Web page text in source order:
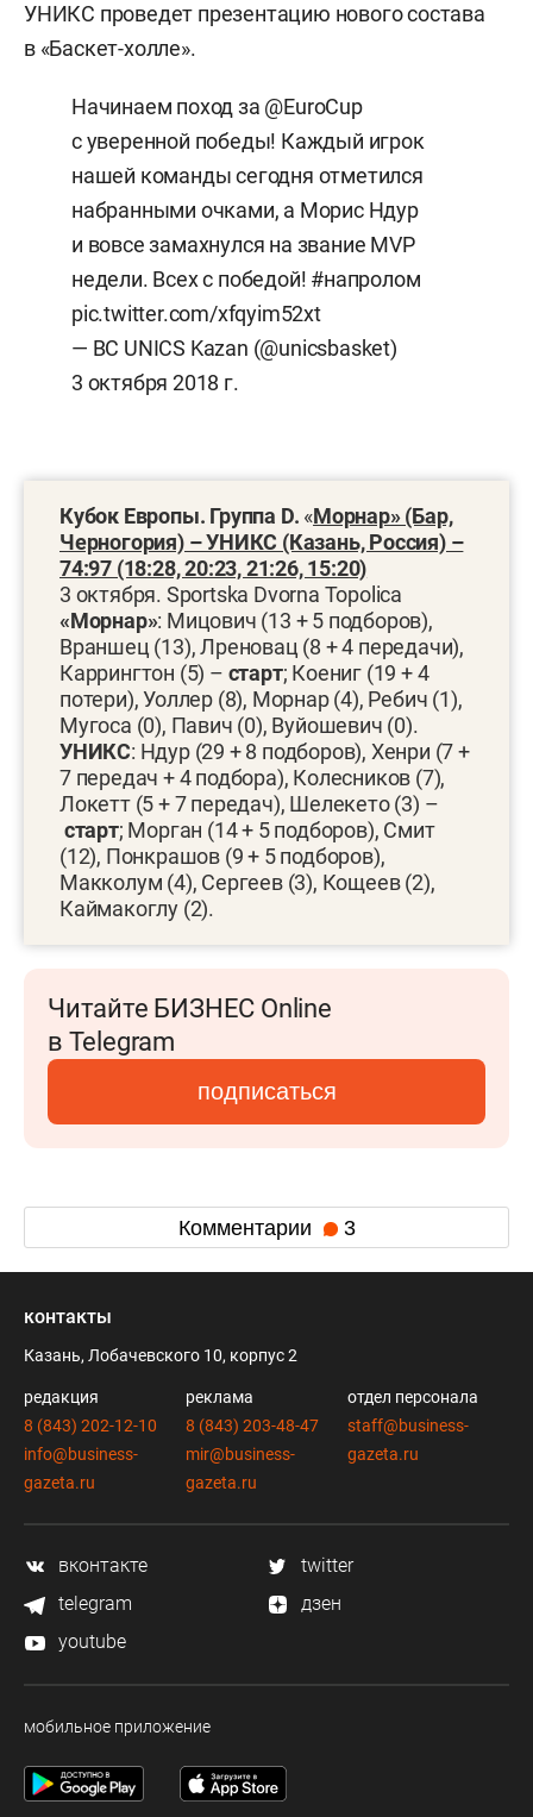
УНИКС проведет презентацию нового состава
в «Баскет-холле».
Начинаем поход за @EuroCup
с уверенной победы! Каждый игрок
нашей команды сегодня отметился
набранными очками, а Морис Ндур
и вовсе замахнулся на звание MVP
недели. Всех с победой! #напролом
pic.twitter.com/xfqyim52xt
— BC UNICS Kazan (@unicsbasket)
3 октября 2018 г.
Кубок Европы. Группа D. «Морнар» (Бар,
Черногория) – УНИКС (Казань, Россия) –
74:97 (18:28, 20:23, 21:26, 15:20)
3 октября. Sportska Dvorna Topolica
«Морнар»: Мицович (13 + 5 подборов),
Враншец (13), Лреновац (8 + 4 передачи),
Каррингтон (5) – старт; Коениг (19 + 4
потери), Уоллер (8), Морнар (4), Ребич (1),
Мугоса (0), Павич (0), Вуйошевич (0).
УНИКС: Ндур (29 + 8 подборов), Хенри (7 +
7 передач + 4 подбора), Колесников (7),
Локетт (5 + 7 передач), Шелекето (3) –
старт; Морган (14 + 5 подборов), Смит
(12), Понкрашов (9 + 5 подборов),
Макколум (4), Сергеев (3), Кощеев (2),
Каймакоглу (2).
Читайте БИЗНЕС Online
в Telegram
подписаться
Комментарии 3
контакты
Казань, Лобачевского 10, корпус 2
редакция
8 (843) 202-12-10
info@business-
gazeta.ru
реклама
8 (843) 203-48-47
mir@business-
gazeta.ru
отдел персонала
staff@business-
gazeta.ru
вконтакте
twitter
telegram
дзен
youtube
мобильное приложение